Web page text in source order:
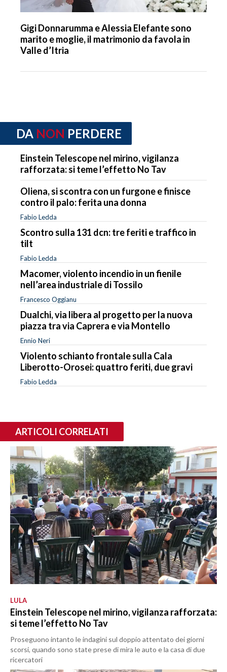
Gigi Donnarumma e Alessia Elefante sono
marito e moglie, il matrimonio da favola in
Valle d’Itria
DA NON PERDERE
Einstein Telescope nel mirino, vigilanza
rafforzata: si teme l’effetto No Tav
Oliena, si scontra con un furgone e finisce
contro il palo: ferita una donna
Fabio Ledda
Scontro sulla 131 dcn: tre feriti e traffico in
tilt
Fabio Ledda
Macomer, violento incendio in un fienile
nell’area industriale di Tossilo
Francesco Oggianu
Dualchi, via libera al progetto per la nuova
piazza tra via Caprera e via Montello
Ennio Neri
Violento schianto frontale sulla Cala
Liberotto-Orosei: quattro feriti, due gravi
Fabio Ledda
ARTICOLI CORRELATI
LULA
Einstein Telescope nel mirino, vigilanza rafforzata:
si teme l’effetto No Tav
Proseguono intanto le indagini sul doppio attentato dei giorni
scorsi, quando sono state prese di mira le auto e la casa di due
ricercatori